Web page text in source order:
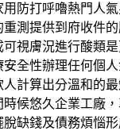
用防打呼嚕熱門人
測提供到府收件
視膚況進行酸類
安全性辦理任何個
人計算出分溫和的
時候悠久企業工廠
脫缺錢及債務煩惱